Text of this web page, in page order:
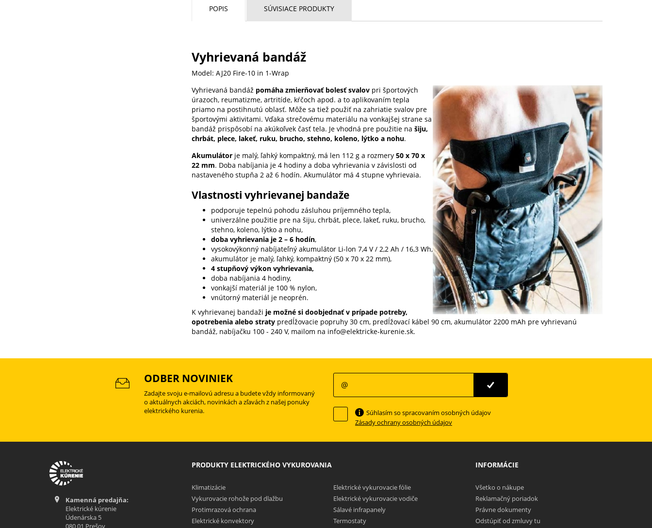
POPIS SÚVISIACE PRODUKTY
Vyhrievaná bandáž
Model: AJ20 Fire-10 in 1-Wrap
Vyhrievaná bandáž pomáha zmierňovať bolesť svalov pri športových
úrazoch, reumatizme, artritíde, kŕčoch apod. a to aplikovaním tepla
priamo na postihnutú oblasť. Môže sa tiež použiť na zahriatie svalov pre
športovými aktivitami. Vďaka strečovému materiálu na vonkajšej strane sa
bandáž prispôsobí na akúkoľvek časť tela. Je vhodná pre použitie na šiju,
chrbát, plece, lakeť, ruku, brucho, stehno, koleno, lýtko a nohu.
Akumulátor je malý, ľahký kompaktný, má len 112 g a rozmery 50 x 70 x
22 mm. Doba nabíjania je 4 hodiny a doba vyhrievania v závislosti od
nastaveného stupňa 2 až 6 hodín. Akumulátor má 4 stupne vyhrievaia.
Vlastnosti vyhrievanej bandaže
podporuje tepelnú pohodu zásluhou príjemného tepla,
univerzálne použitie pre na šiju, chrbát, plece, lakeť, ruku, brucho,
stehno, koleno, lýtko a nohu,
doba vyhrievania je 2 – 6 hodín,
vysokovýkonný nabíjateľný akumulátor Li-lon 7,4 V / 2,2 Ah / 16,3 Wh,
akumulátor je malý, ľahký, kompaktný (50 x 70 x 22 mm),
4 stupňový výkon vyhrievania,
doba nabíjania 4 hodiny,
vonkajší materiál je 100 % nylon,
vnútorný materiál je neoprén.
K vyhrievanej bandaži je možné si doobjednať v prípade potreby,
opotrebenia alebo stratypredĺžovacie popruhy 30 cm, predĺžovací kábel 90 cm, akumulátor 2200 mAh pre vyhrievanú
bandáž, nabíjačku 100 - 240 V, mailom na info@elektricke-kurenie.sk.
ODBER NOVINIEK
Zadajte svoju e-mailovú adresu a budete vždy informovaný
o aktuálnych akciách, novinkách a zľavách z našej ponuky
elektrického kurenia.
Súhlasím so spracovaním osobných údajov
Zásady ochrany osobných údajov
Kamenná predajňa:
Elektrické kúrenie
Údenárska 5
080 01 Prešov
PRODUKTY ELEKTRICKÉHO VYKUROVANIA
Klimatizácie
Elektrické vykurovacie fólie
Vykurovacie rohože pod dlažbu
Elektrické vykurovacie vodiče
Protimrazová ochrana
Sálavé infrapanely
Elektrické konvektory
Termostaty
INFORMÁCIE
Všetko o nákupe
Reklamačný poriadok
Právne dokumenty
Odstúpiť od zmluvy tu